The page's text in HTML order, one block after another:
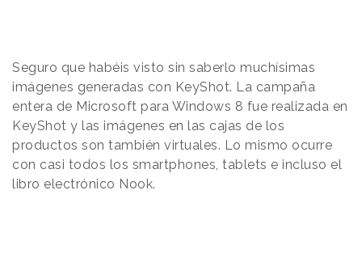
Seguro que habéis visto sin saberlo muchísimas
imágenes generadas con KeyShot. La campaña
entera de Microsoft para Windows 8 fue realizada en
KeyShot y las imágenes en las cajas de los
productos son también virtuales. Lo mismo ocurre
con casi todos los smartphones, tablets e incluso el
libro electrónico Nook.